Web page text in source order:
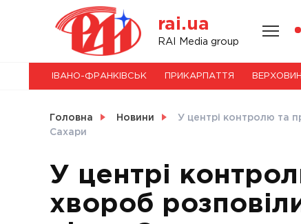
rai.ua
RAI Media group
НОВИНИ
СВІТ
УКРАЇНА
ІВАНО-ФРАНКІВСЬК ПРИКАРПАТТЯ
Головна Новини
У центрі контролю та
Сахари
У центрі
хвороб